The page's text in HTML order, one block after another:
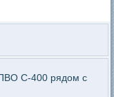
С-400 рядом с